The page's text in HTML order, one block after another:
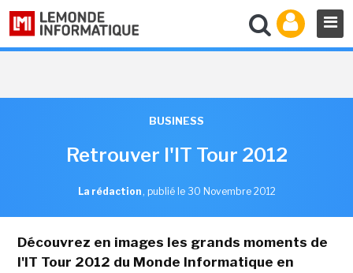
BUSINESS
Retrouver l'IT Tour 2012
La rédaction , publié le 30 Novembre 2012
Découvrez en images les grands moments de
l'IT Tour 2012 du Monde Informatique en